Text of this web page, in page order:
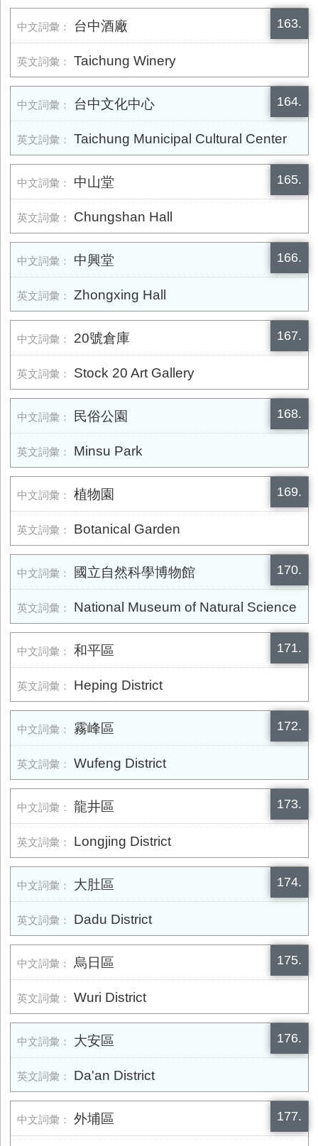
163.
台中酒廠
Taichung Winery
164.
台中文化中心
Taichung Municipal Cultural Center
165.
中山堂
Chungshan Hall
166.
中興堂
Zhongxing Hall
167.
20號倉庫
Stock 20 Art Gallery
168.
民俗公園
Minsu Park
169.
植物園
Botanical Garden
170.
國立自然科學博物館
National Museum of Natural Science
171.
和平區
Heping District
172.
霧峰區
Wufeng District
173.
龍井區
Longjing District
174.
大肚區
Dadu District
175.
烏日區
Wuri District
176.
大安區
Da'an District
177.
外埔區